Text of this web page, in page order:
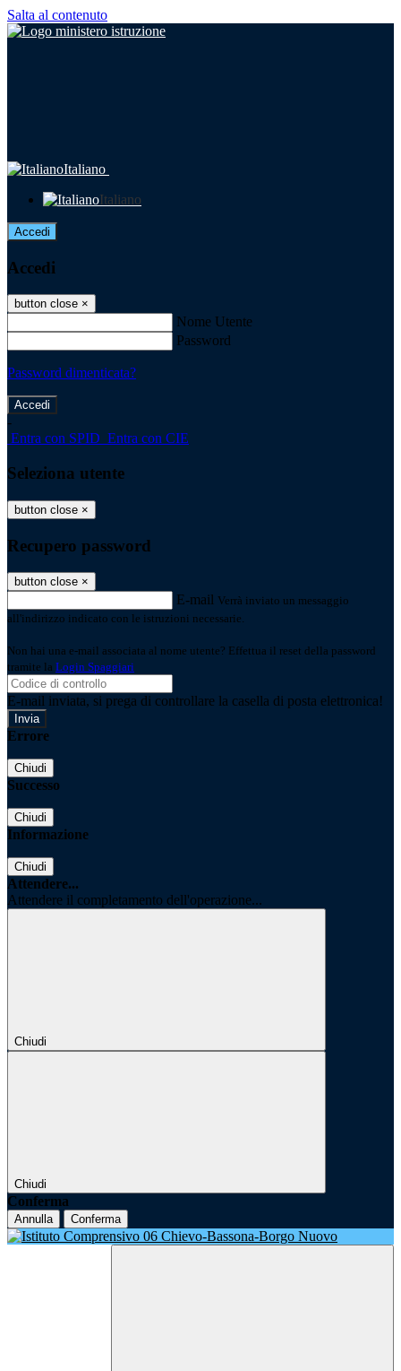
Salta al contenuto
Italiano
Italiano
Accedi
Accedi
button close ×
Nome Utente
Password
Password dimenticata?
-
Entra con SPID Entra con CIE
Seleziona utente
button close ×
Recupero password
button close ×
E-mail Verrà inviato un messaggio
all'indirizzo indicato con le istruzioni necessarie.
Non hai una e-mail associata al nome utente? Effettua il reset della password
tramite la Login Spaggiari
E-mail inviata, si prega di controllare la casella di posta elettronica!
Errore
Chiudi
Successo
Chiudi
Informazione
Chiudi
Attendere...
Attendere il completamento dell'operazione...
Chiudi
Chiudi
Conferma
Annulla Conferma